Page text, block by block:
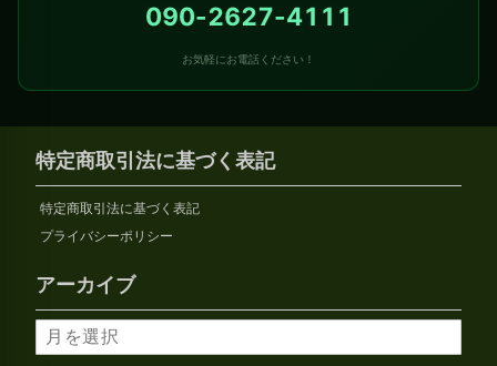
090-2627-4111
お気軽にお電話ください！
特定商取引法に基づく表記
特定商取引法に基づく表記
プライバシーポリシー
アーカイブ
ア
ー